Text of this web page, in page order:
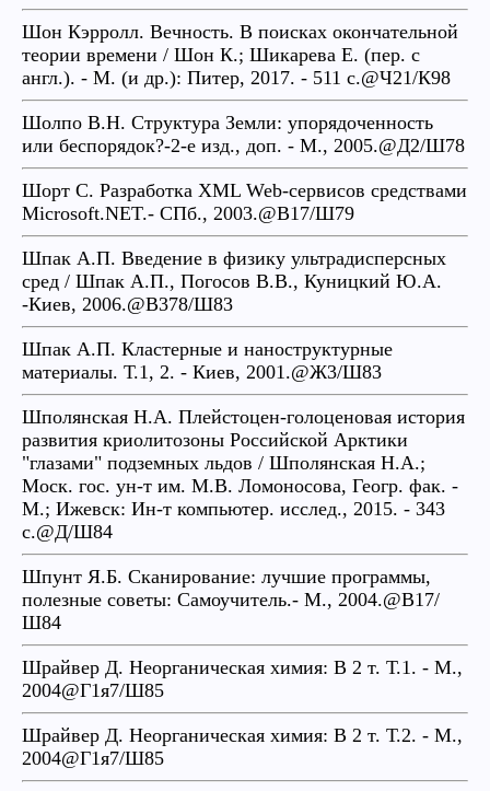
Шон Кэрролл. Вечность. В поисках окончательной
теории времени / Шон К.; Шикарева Е. (пер. с
англ.). - М. (и др.): Питер, 2017. - 511 с.@Ч21/К98
Шолпо В.Н. Структура Земли: упорядоченность
или беспорядок?-2-е изд., доп. - М., 2005.@Д2/Ш78
Шорт С. Разработка XML Web-сервисов средствами
Microsoft.NET.- СПб., 2003.@В17/Ш79
Шпак А.П. Введение в физику ультрадисперсных
сред / Шпак А.П., Погосов В.В., Куницкий Ю.А.
-Киев, 2006.@В378/Ш83
Шпак А.П. Кластерные и наноструктурные
материалы. Т.1, 2. - Киев, 2001.@Ж3/Ш83
Шполянская Н.А. Плейстоцен-голоценовая история
развития криолитозоны Российской Арктики
"глазами" подземных льдов / Шполянская Н.А.;
Моск. гос. ун-т им. М.В. Ломоносова, Геогр. фак. -
М.; Ижевск: Ин-т компьютер. исслед., 2015. - 343
c.@Д/Ш84
Шпунт Я.Б. Сканирование: лучшие программы,
полезные советы: Самоучитель.- М., 2004.@В17/
Ш84
Шрайвер Д. Неорганическая химия: В 2 т. Т.1. - М.,
2004@Г1я7/Ш85
Шрайвер Д. Неорганическая химия: В 2 т. Т.2. - М.,
2004@Г1я7/Ш85